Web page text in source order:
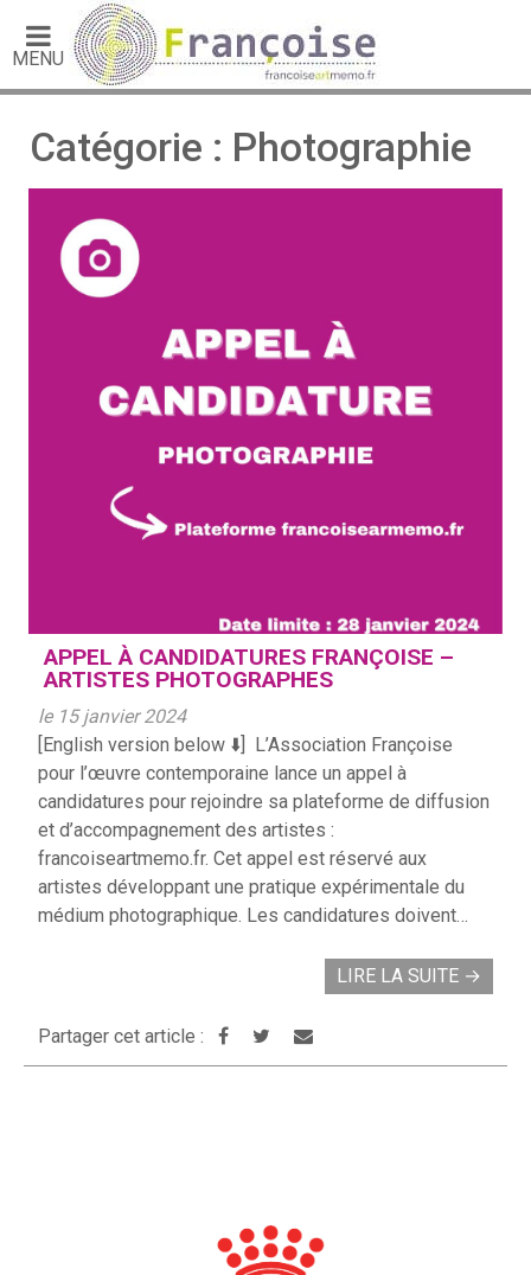
MENU
Catégorie : Photographie
APPEL À CANDIDATURES FRANÇOISE –
ARTISTES PHOTOGRAPHES
le 15 janvier 2024
[English version below ⬇️] L’Association Françoise
pour l’œuvre contemporaine lance un appel à
candidatures pour rejoindre sa plateforme de diffusion
et d’accompagnement des artistes :
francoiseartmemo.fr. Cet appel est réservé aux
artistes développant une pratique expérimentale du
médium photographique. Les candidatures doivent…
LIRE LA SUITE →
Partager cet article :